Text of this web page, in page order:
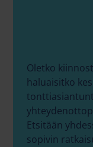
Oletko
haluaisitko
Etsitään
sopivin